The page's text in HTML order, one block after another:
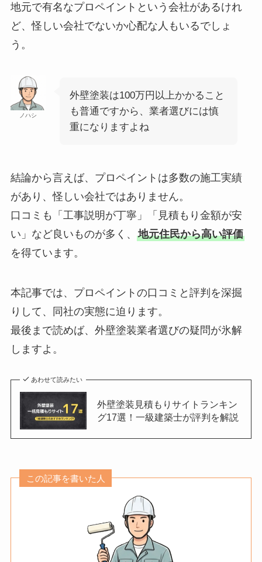
地元で有名なプロペイントという会社があるけれ
ど、怪しい会社でないか心配な人もいるでしょ
う。
ノハシ
外壁塗装は100万円以上かかること
も普通ですから、業者選びには慎
重になりますよね
結論から言えば、プロペイントは多数の施工実績
があり、怪しい会社ではありません。
口コミも「工事説明が丁寧」「見積もり金額が安
い」など良いものが多く、 地元住民から高い評価
を得ています。
本記事では、プロペイントの口コミと評判を深掘
りして、同社の実態に迫ります。
最後まで読めば、外壁塗装業者選びの疑問が氷解
しますよ。
あわせて読みたい
外壁塗装見積もりサイトランキン
グ17選！一級建築士が評判を解説
この記事を書いた人